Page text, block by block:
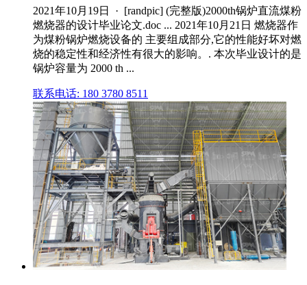
2021年10月19日 · [randpic] (完整版)2000th锅炉直流煤粉
燃烧器的设计毕业论文.doc ... 2021年10月21日 燃烧器作
为煤粉锅炉燃烧设备的 主要组成部分,它的性能好坏对燃
烧的稳定性和经济性有很大的影响。. 本次毕业设计的是
锅炉容量为 2000 th ...
联系电话: 180 3780 8511